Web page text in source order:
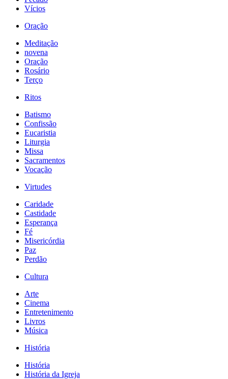
Vícios
Oração
Meditação
novena
Oração
Rosário
Terço
Ritos
Batismo
Confissão
Eucaristia
Liturgia
Missa
Sacramentos
Vocação
Virtudes
Caridade
Castidade
Esperança
Fé
Misericórdia
Paz
Perdão
Cultura
Arte
Cinema
Entretenimento
Livros
Música
História
História
História da Igreja